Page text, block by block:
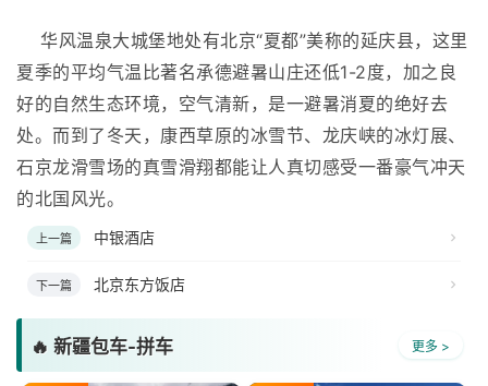
华风温泉大城堡地处有北京“夏都”美称的延庆县，这里
夏季的平均气温比著名承德避暑山庄还低1-2度，加之良
好的自然生态环境，空气清新，是一避暑消夏的绝好去
处。而到了冬天，康西草原的冰雪节、龙庆峡的冰灯展、
石京龙滑雪场的真雪滑翔都能让人真切感受一番豪气冲天
的北国风光。
上一篇 中银酒店
下一篇 北京东方饭店
🔥 新疆包车-拼车 更多 >